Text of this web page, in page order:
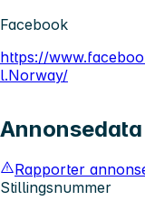
Facebook
https://
l.Norway/
Annonsedata
Rapporter
Stillingsnummer